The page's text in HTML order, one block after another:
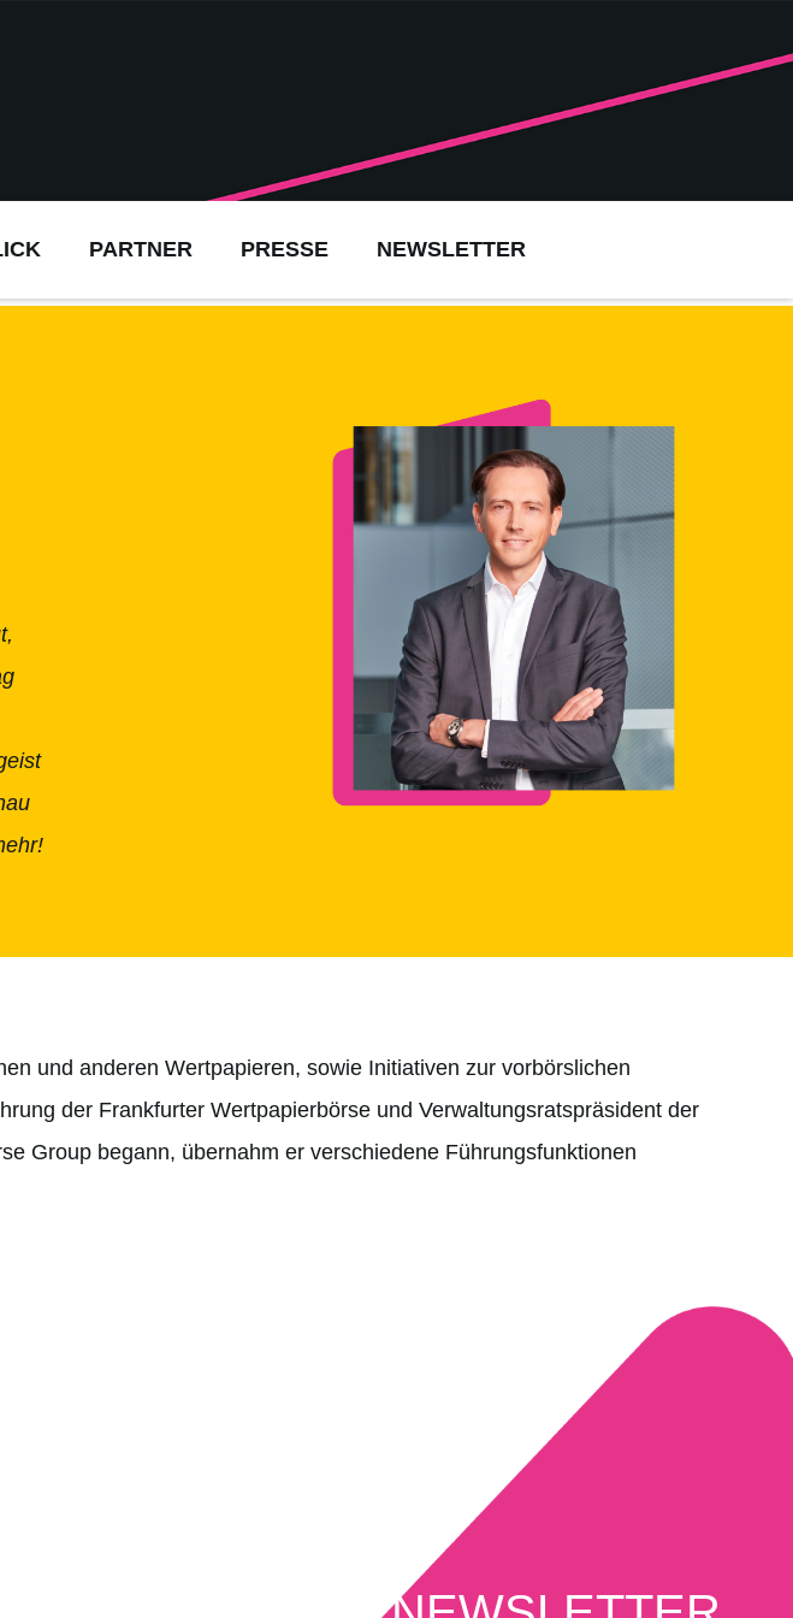
PARTNER PRESSE NEWSLETTER
und anderen Wertpapieren, sowie Initiativen zur vorbörslichen
der Frankfurter Wertpapierbörse und Verwaltungsratspräsident der
Group begann, übernahm er verschiedene Führungsfunktionen